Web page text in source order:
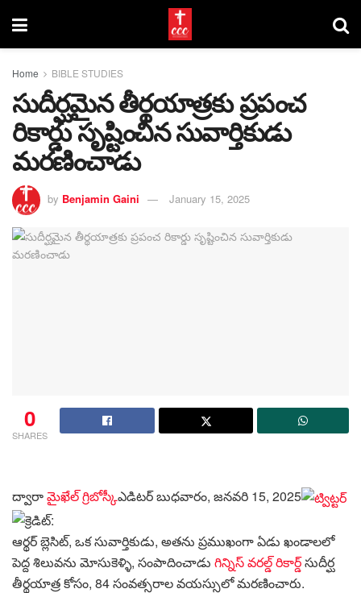
Home BIBLE STUDIES
సుదీర్ఘమైన తీర్థయాత్రకు ప్రపంచ
రికార్డు సృష్టించిన సువార్తికుడు
మరణించాడు
by Benjamin Gaini January 15, 2025
0
SHARES
ద్వారామైఖేల్ గ్రిబోస్కీఎడిటర్బుధవారం, జనవరి 15, 2025
ఆర్థర్ బ్లెసిట్, ఒక సువార్తికుడు, అతను ప్రముఖంగా ఏడు ఖండాలలో
పెద్ద శిలువను మోసుకెళ్ళి, సంపాదించాడు గిన్నిస్ వరల్డ్ రికార్డ్సుదీర్ఘ
తీర్థయాత్ర కోసం, 84 సంవత్సరాల వయస్సులో మరణించారు.